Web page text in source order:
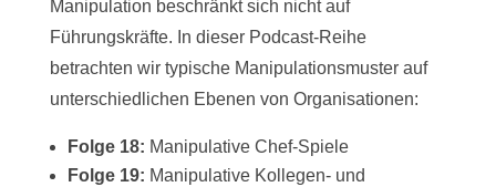
Manipulation beschränkt sich nicht auf
Führungskräfte. In dieser Podcast-Reihe
betrachten wir typische Manipulationsmuster auf
unterschiedlichen Ebenen von Organisationen:
Folge 18: Manipulative Chef-Spiele
Folge 19: Manipulative Kollegen- und